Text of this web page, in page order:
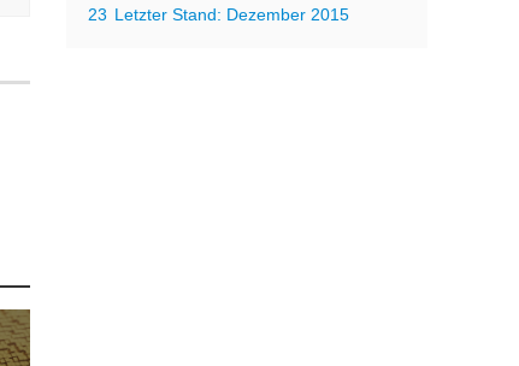
23 Letzter Stand: Dezember 2015